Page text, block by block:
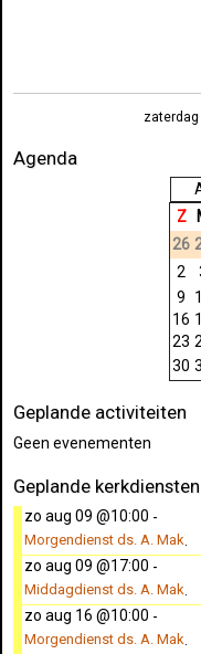
Agenda
Z
26
2
9
16
23
30
Geplande activiteiten
Geen evenementen
Geplande kerkdiensten
zo aug 09 @10:00 -
Morgendienst ds. A. Mak
zo aug 09 @17:00 -
Middagdienst ds. A. Mak
zo aug 16 @10:00 -
Morgendienst ds. A. Mak